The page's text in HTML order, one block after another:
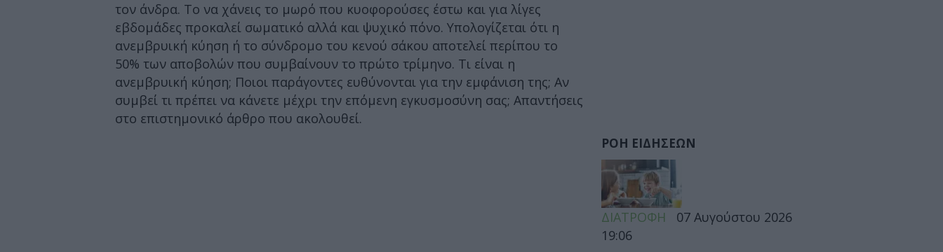
τον άνδρα. Το να χάνεις το μωρό που κυοφορούσες έστω και για λίγες
εβδομάδες προκαλεί σωματικό αλλά και ψυχικό πόνο. Υπολογίζεται ότι η
ανεμβρυική κύηση ή το σύνδρομο του κενού σάκου αποτελεί περίπου το
50% των αποβολών που συμβαίνουν το πρώτο τρίμηνο. Τι είναι η
ανεμβρυική κύηση; Ποιοι παράγοντες ευθύνονται για την εμφάνιση της; Αν
συμβεί τι πρέπει να κάνετε μέχρι την επόμενη εγκυσμοσύνη σας; Απαντήσεις
στο επιστημονικό άρθρο που ακολουθεί.
ΡΟΗ ΕΙΔΗΣΕΩΝ
ΔΙΑΤΡΟΦΗ
07 Αυγούστου 2026
19:06